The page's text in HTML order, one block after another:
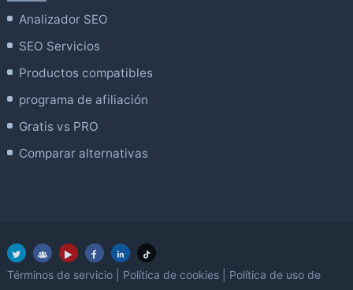
Analizador SEO
SEO Servicios
Productos compatibles
programa de afiliación
Gratis vs PRO
Comparar alternativas
Términos de servicio Política de cookies
Política de uso de